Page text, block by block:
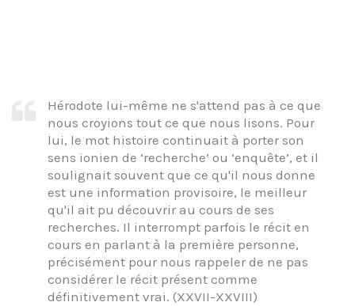
Hérodote lui-même ne s'attend pas à ce que
nous croyions tout ce que nous lisons. Pour
lui, le mot histoire continuait à porter son
sens ionien de ‘recherche’ ou ‘enquête’, et il
soulignait souvent que ce qu'il nous donne
est une information provisoire, le meilleur
qu'il ait pu découvrir au cours de ses
recherches. Il interrompt parfois le récit en
cours en parlant à la première personne,
précisément pour nous rappeler de ne pas
considérer le récit présent comme
définitivement vrai. (XXVII-XXVIII)